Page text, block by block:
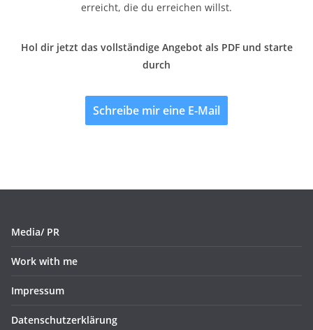
erreicht, die du erreichen willst.
Hol dir jetzt das vollständige Angebot als PDF und starte
durch
Schreibe mir eine E-Mail
Media/ PR
Work with me
Impressum
Datenschutzerklärung